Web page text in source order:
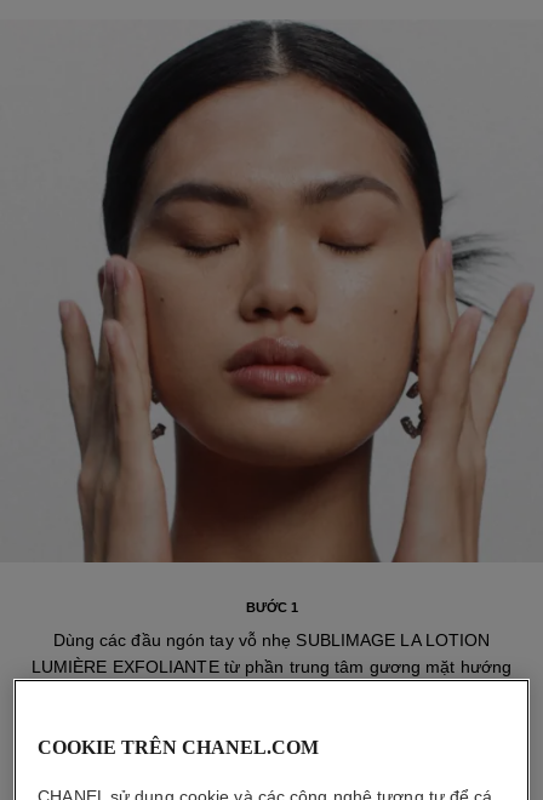
BƯỚC 1
Dùng các đầu ngón tay vỗ nhẹ SUBLIMAGE LA LOTION
LUMIÈRE EXFOLIANTE từ phần trung tâm gương mặt hướng
COOKIE TRÊN CHANEL.COM
CHANEL sử dụng cookie và các công nghệ tương tự để cá